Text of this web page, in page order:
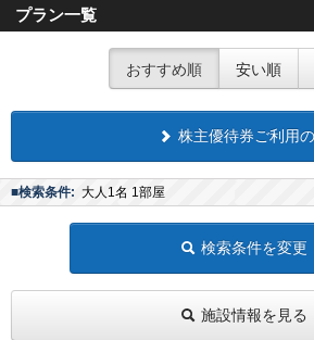
プラン一覧
おすすめ順 安い順
株主優待券ご利用
■検索条件: 大人1名 1部屋
検索条件を変更
施設情報を見る